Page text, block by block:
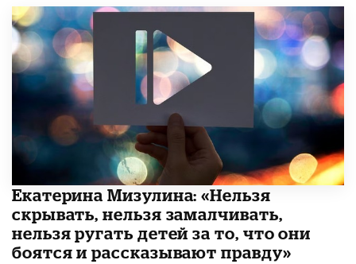
Екатерина Мизулина: «Нельзя
скрывать, нельзя замалчивать,
нельзя ругать детей за то, что они
боятся и рассказывают правду»